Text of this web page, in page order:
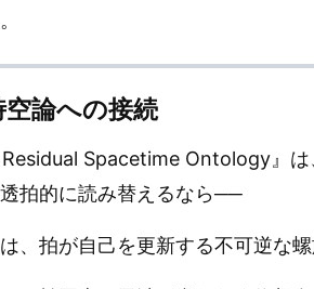
論への接続
Residual Spacetime Ontology』
拍的に読み替えるなら──
、拍が自己を更新する不可逆な螺